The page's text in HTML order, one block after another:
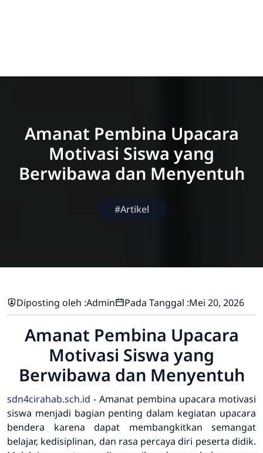
Amanat Pembina Upacara
Motivasi Siswa yang
Berwibawa dan Menyentuh
#Artikel
Diposting oleh :Admin Pada Tanggal :Mei 20, 2026
Amanat Pembina Upacara
Motivasi Siswa yang
Berwibawa dan Menyentuh
sdn4cirahab.sch.id - Amanat pembina upacara motivasi
siswa menjadi bagian penting dalam kegiatan upacara
bendera karena dapat membangkitkan semangat
belajar, kedisiplinan, dan rasa percaya diri peserta didik.